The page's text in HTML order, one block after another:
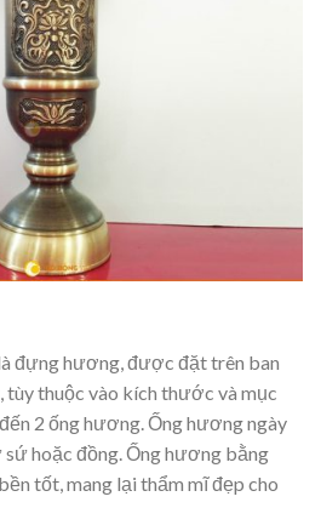
đựng hương, được đặt trên ban
thuộc vào kích thước và mục
2 ống hương. Ống hương ngày
hoặc đồng. Ống hương bằng
tốt, mang lại thẩm mĩ đẹp cho